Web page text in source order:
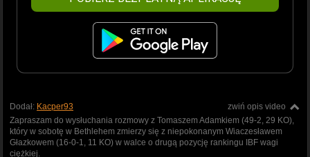
zwiń opis video
Dodał: Kacper93
Zapraszam do wysłuchania rozmowy z Tomaszem Adamkiem (49-2, 29 KO),
który w sobotę w Bethlehem zmierzy się z niepokonanym Wiaczesławem
Głazkowem (16-0-1, 11 KO) w walce o drugą pozycję rankingu IBF wagi
ciężkiej.